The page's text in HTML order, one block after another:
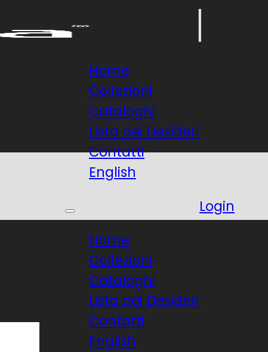
Home
Collezioni
Cataloghi
Lista dei Desideri
Contatti
English
Home
Collezioni
Cataloghi
Lista dei Desideri
Contatti
English
Login